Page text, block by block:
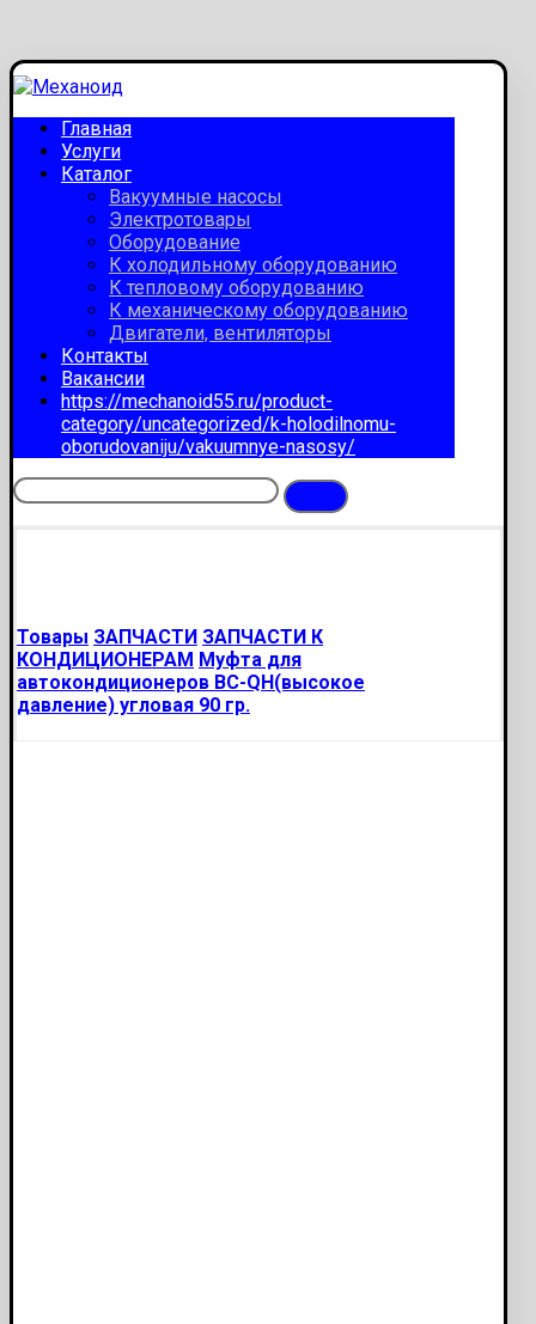
Главная
Услуги
Каталог
Вакуумные насосы
Электротовары
Оборудование
К холодильному оборудованию
К тепловому оборудованию
К механическому оборудованию
Двигатели, вентиляторы
Контакты
Вакансии
https://mechanoid55.ru/product-
category/uncategorized/k-holodilnomu-
oborudovaniju/vakuumnye-nasosy/
Товары ЗАПЧАСТИ ЗАПЧАСТИ К
КОНДИЦИОНЕРАМ Муфта для
автокондиционеров ВС-QН(высокое
давление) угловая 90 гр.